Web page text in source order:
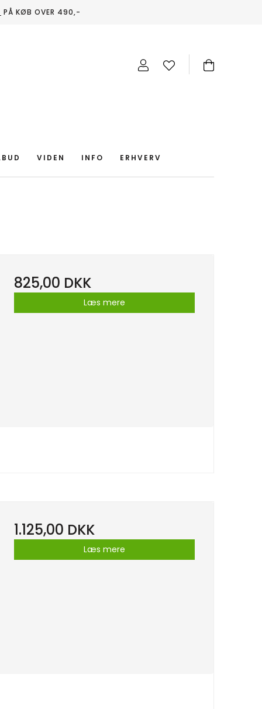
PÅ KØB OVER 490,-
VIDEN INFO ERHVERV
825,00 DKK
Læs mere
1.125,00 DKK
Læs mere